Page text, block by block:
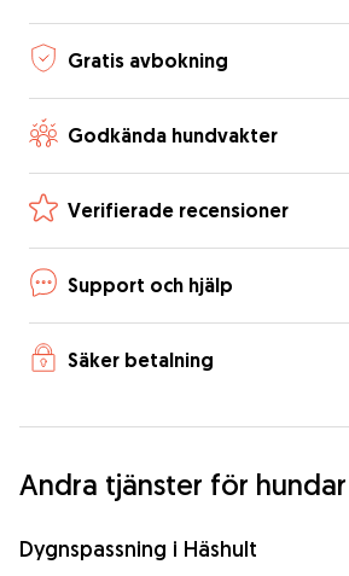
Gratis avbokning
Godkända hundvakter
Verifierade recensioner
Support och hjälp
Säker betalning
Andra tjänster för
Dygnspassning i Häshult